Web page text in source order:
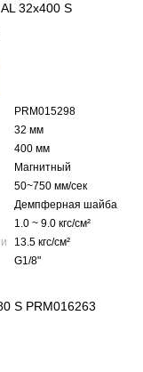
32x400 S
PRM015298
32 мм
400 мм
Магнитный
50~750 мм/сек
Демпферная шайба
1.0 ~ 9.0 кгс/см²
13.5 кгс/см²
G1/8"